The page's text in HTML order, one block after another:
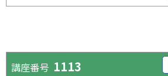
講座番号 1113